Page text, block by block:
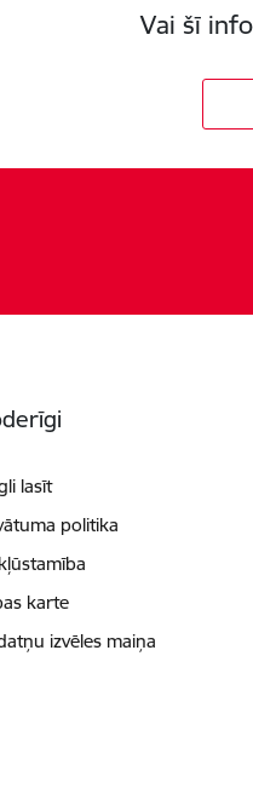
Vai šī
lasīt
politika
karte
izvēles maiņa